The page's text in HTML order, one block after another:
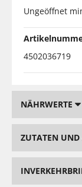
Ungeöffnet
4502036719
NÄHRWERTE
ZUTATEN UND